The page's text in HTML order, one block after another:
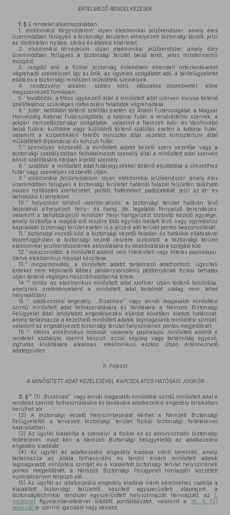
ÉRTELMEZŐ RENDELKEZÉSEK
1. § E rendelet alkalmazásában:
1.
elektronikai tárgyvédelem: olyan elektronikai jelzőrendszer, amely éles
üzemmódban felügyeli a biztonsági területen elhelyezett biztonsági tárolót, jelzi
az illetéktelen nyitási, zárási és áttörési kísérletet,
2.
elektronikai térvédelem: olyan elektronikai jelzőrendszer, amely éles
üzemmódban felügyeli a biztonsági terület belső terét, jelez mindennemű
mozgást,
3.
reagáló erő: a fizikai biztonság érdekében elrendelt intézkedéseket
végrehajtó személyzet, így az őrök, az ügyeleti szolgálatot adó, a távfelügyeletet
ellátó és a biztonsági rendszert működtető személyek,
4.
rendezvény:alkalmi, széles körű, időszakos összejövetel, előre
megszervezett formában,
5. 1 továbbítás: a titkos ügykezelő által a minősített adat szerven kívülre történő
szállításához szükséges iratkezelési feladatok végrehajtása,
6. 2 futár: belföldön történő szállítás esetén az Állami Futárszolgálat, a Magyar
Honvédség Katonai Futárszolgálata, a katonai futár, a rendvédelmi szervek, a
polgári nemzetbiztonsági szolgálatok, valamint a Nemzeti Adó- és Vámhivatal
belső futára; külföldre vagy külföldről történő szállítás esetén a katonai futár,
valamint a külpolitikáért felelős miniszter által vezetett minisztérium által
működtetett diplomáciai és konzuli futár,
7. 3 személyes kézbesítő: a minősített adatot kezelő szerv vezetője vagy a
biztonsági szabályzatban felhatalmazott személy által a minősített adat szerven
kívüli szállítására írásban kijelölt személy,
8. 4 szállítás: a minősített adat futárjegyzékkel történő eljuttatása a címzetthez
futár vagy személyes kézbesítő útján,
9. 5 elektronikai felületvédelem: olyan elektronikai jelzőrendszer, amely éles
üzemmódban felügyeli a biztonsági területet határoló falazat felületén található
összes nyílászáró szerkezetet, portált, födémeket, padozatokat, jelzi az át- és
behatolási kísérleteket,
10. 6 helyszínen történő riasztás-jelzés: a biztonsági terület határán lévő
bejáratnál elhelyezett fény- és hang, de legalább fényjelző berendezés,
valamint a behatolásjelző rendszer helyi hangjelzést biztosító kezelő egysége,
amely biztosítja a reagáló erő részére több egymás mellett lévő, vagy egymáshoz
kapcsolódó biztonsági terület esetén is a jelzést adó terület pontos beazonosítását,
11. 7 biztonsági vezetői kód: a biztonsági vezetői feladat- és hatáskör ellátásával
összefüggésben a biztonsági vezető részére biztosított, a biztonsági terület
elektronikai jelzőrendszerének aktiválására és deaktiválására szolgáló kód.
12. 8 sokszorosítás: a minősített adatról nem hitelesített vagy hiteles papíralapú,
illetve elektronikus másolat készítése,
13. 9 megsemmisítés: a minősített adatot tartalmazó adathordozó, ügyviteli
érdeket nem képviselő többes példánysorszámú példányának fizikai behatás
útján történő végleges használhatatlanná tétele,
14. 10 törlés: az elektronikus minősített adat szoftver útján történő felülírása,
amelynek eredményeként a minősített adat tartalmát utólag nem lehet
helyreállítani.
15. 11 adatkezelési engedély: „Bizalmas!” vagy annál magasabb minősítési
szintű minősített adat felhasználására és tárolására a Nemzeti Biztonsági
Felügyelet által lefolytatott engedélyezési eljárást követően kiadott határozat,
amely tartalmazza a kezelhető minősített adatok legmagasabb minősítési szintjét,
valamint az engedélyezett biztonsági terület helyszínének pontos megjelölését.
16. 12 hiteles elektronikus másolat: valamely papíralapú minősített adatról e
rendelet szabályai szerint készült, azzal képileg vagy tartalmilag egyező,
joghatás kiváltására alkalmas, elektronikus eszköz útján értelmezhető
adategyüttes.
II. Fejezet
A MINŐSÍTETT ADAT KEZELÉSÉVEL KAPCSOLATOS HATÓSÁGI JOGKÖR
2. § 13 (1) „Bizalmas!” vagy annál magasabb minősítési szintű minősített adat e
rendelet szerinti felhasználására és tárolására adatkezelési engedély birtokában
kerülhet sor.
(2) A biztonsági vezető helyszínbejárást kérhet a Nemzeti Biztonsági
Felügyelettől a tervezett biztonsági terület fizikai biztonsági feltételeivel
kapcsolatban.
(3) Az ügyfél kialakítja a személyi, a fizikai és az adminisztratív biztonsági
feltételeket, majd kéri a Nemzeti Biztonsági Felügyelettől az adatkezelési
engedély kiadását.
(4) Az ügyfél az adatkezelési engedély kiadása iránti kérelmét, amely
tartalmazza az általa felhasználni és tárolni kívánt minősített adatok
legmagasabb minősítési szintjét és a kialakított biztonsági terület helyszínének
pontos megjelölését, a Nemzeti Biztonsági Felügyelet honlapján közzétett
nyomtatványon terjeszti elő.
(5) Az ügyfél az adatkezelési engedély kiadása iránti kérelméhez csatolja a
kialakított biztonsági területről készített egyszerűsített alaprajzot, a
biztonságtechnikai rendszer egyszerűsített helyszínrajzát (tervrajzát), az 1.
melléklet figyelembevételével kitöltött ponttáblázatot, valamint a 16. § (2)
bekezdése szerinti igazolást vagy okiratot.